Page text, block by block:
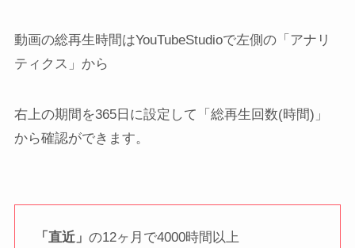
動画の総再生時間はYouTubeStudioで左側の「アナリ
ティクス」から
右上の期間を365日に設定して「総再生回数(時間)」
から確認ができます。
「直近」の12ヶ月で4000時間以上